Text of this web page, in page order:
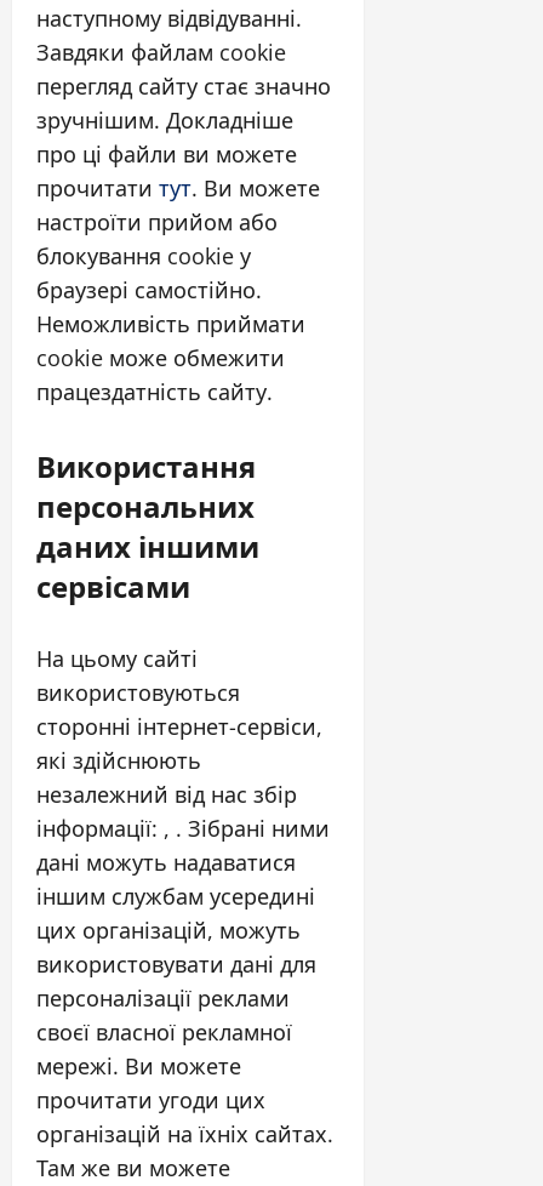
наступному відвідуванні.
Завдяки файлам cookie
перегляд сайту стає значно
зручнішим. Докладніше
про ці файли ви можете
прочитати тут. Ви можете
настроїти прийом або
блокування cookie у
браузері самостійно.
Неможливість приймати
cookie може обмежити
працездатність сайту.
Використання
персональних
даних іншими
сервісами
На цьому сайті
використовуються
сторонні інтернет-сервіси,
які здійснюють
незалежний від нас збір
інформації: , . Зібрані ними
дані можуть надаватися
іншим службам усередині
цих організацій, можуть
використовувати дані для
персоналізації реклами
своєї власної рекламної
мережі. Ви можете
прочитати угоди цих
організацій на їхніх сайтах.
Там же ви можете